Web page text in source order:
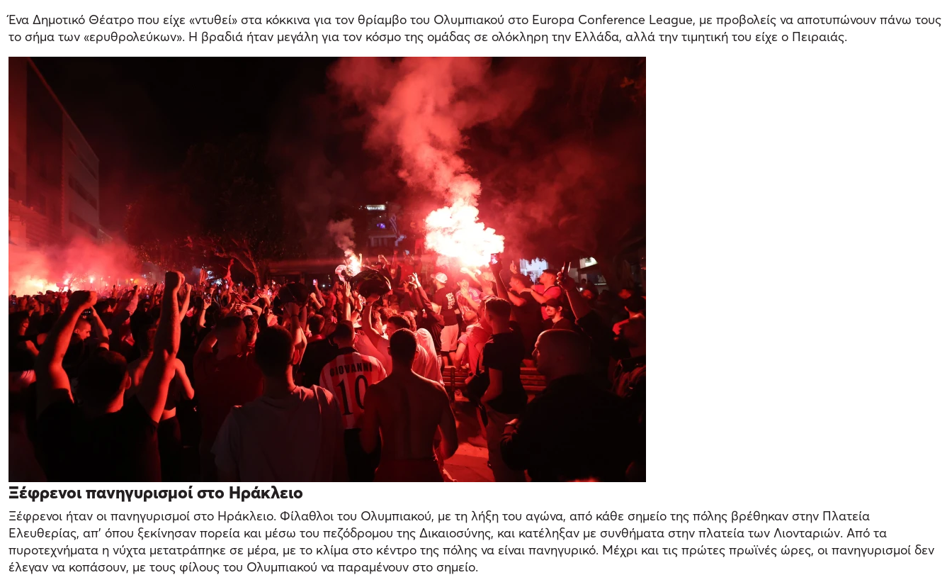
Ένα Δημοτικό Θέατρο που είχε «ντυθεί» στα κόκκινα για τον θρίαμβο του Ολυμπιακού στο Europa Conference League, με προβολείς να αποτυπώνουν πάνω τους
το σήμα των «ερυθρολεύκων». Η βραδιά ήταν μεγάλη για τον κόσμο της ομάδας σε ολόκληρη την Ελλάδα, αλλά την τιμητική του είχε ο Πειραιάς.
Ξέφρενοι πανηγυρισμοί στο Ηράκλειο
Ξέφρενοι ήταν οι πανηγυρισμοί στο Ηράκλειο. Φίλαθλοι του Ολυμπιακού, με τη λήξη του αγώνα, από κάθε σημείο της πόλης βρέθηκαν στην Πλατεία
Ελευθερίας, απ' όπου ξεκίνησαν πορεία και μέσω του πεζόδρομου της Δικαιοσύνης, και κατέληξαν με συνθήματα στην πλατεία των Λιονταριών. Από τα
πυροτεχνήματα η νύχτα μετατράπηκε σε μέρα, με το κλίμα στο κέντρο της πόλης να είναι πανηγυρικό. Μέχρι και τις πρώτες πρωϊνές ώρες, οι πανηγυρισμοί δεν
έλεγαν να κοπάσουν, με τους φίλους του Ολυμπιακού να παραμένουν στο σημείο.